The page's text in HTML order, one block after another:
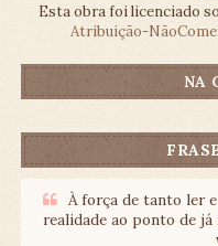
Esta obra foi licenciado
Atribuição-
NA
À força de tanto ler
realidade ao ponto de já